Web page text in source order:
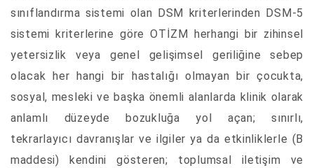
sınıflandırma sistemi olan DSM kriterlerinden DSM-5
sistemi kriterlerine göre OTİZM herhangi bir zihinsel
yetersizlik veya genel gelişimsel geriliğine sebep
olacak her hangi bir hastalığı olmayan bir çocukta,
sosyal, mesleki ve başka önemli alanlarda klinik olarak
anlamlı düzeyde bozukluğa yol açan; sınırlı,
tekrarlayıcı davranışlar ve ilgiler ya da etkinliklerle (B
maddesi) kendini gösteren; toplumsal iletişim ve